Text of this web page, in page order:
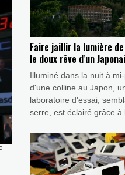
Faire jaillir la lumière
le doux rêve d'un
Illuminé dans la nuit à
d'une colline au Japon,
laboratoire d'essai,
serre, est éclairé grâce à
remplies de terre et de